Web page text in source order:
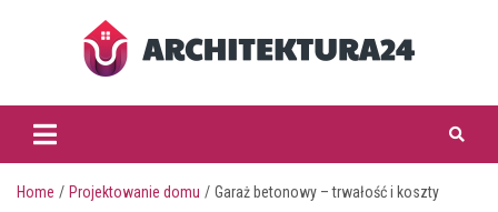
architektura24.pl
Home Projektowanie domu Garaż betonowy – trwałość i koszty